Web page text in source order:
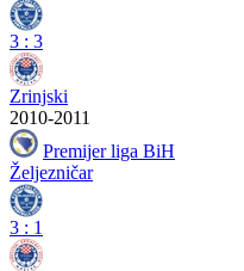
3 : 3
Zrinjski
2010-2011
Premijer liga BiH
Željezničar
3 : 1